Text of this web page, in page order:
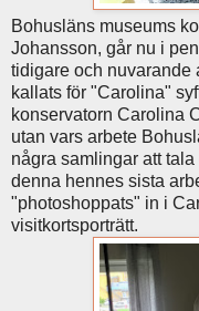
Bohusläns museums
Johansson, går nu i
tidigare och nuvarande
kallats för "Carolina"
konservatorn Carolina
utan vars arbete
några samlingar att
denna hennes sista
"photoshoppats" in i
visitkortsporträtt.